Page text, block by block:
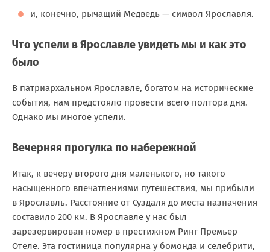
и, конечно, рычащий Медведь — символ Ярославля.
Что успели в Ярославле увидеть мы и как это
было
В патриархальном Ярославле, богатом на исторические
события, нам предстояло провести всего полтора дня.
Однако мы многое успели.
Вечерняя прогулка по набережной
Итак, к вечеру второго дня маленького, но такого
насыщенного впечатлениями путешествия, мы прибыли
в Ярославль. Расстояние от Суздаля до места назначения
составило 200 км. В Ярославле у нас был
зарезервирован номер в престижном Ринг Премьер
Отеле. Эта гостиница популярна у бомонда и селебрити,